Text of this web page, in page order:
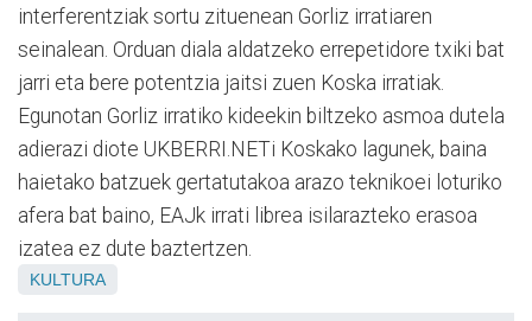
interferentziak sortu zituenean Gorliz irratiaren
seinalean. Orduan diala aldatzeko errepetidore txiki bat
jarri eta bere potentzia jaitsi zuen Koska irratiak.
Egunotan Gorliz irratiko kideekin biltzeko asmoa dutela
adierazi diote UKBERRI.NETi Koskako lagunek, baina
haietako batzuek gertatutakoa arazo teknikoei loturiko
afera bat baino, EAJk irrati librea isilarazteko erasoa
izatea ez dute baztertzen.
KULTURA